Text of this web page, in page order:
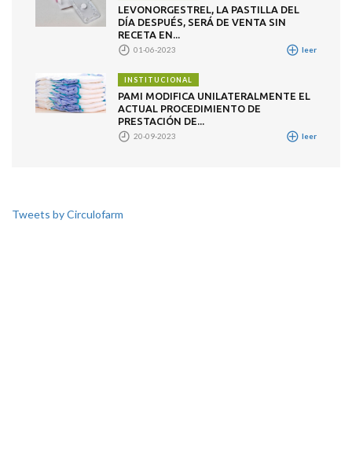
LEVONORGESTREL, LA PASTILLA DEL
DÍA DESPUÉS, SERÁ DE VENTA SIN
RECETA EN...
01-06-2023 leer
INSTITUCIONAL
PAMI MODIFICA UNILATERALMENTE EL
ACTUAL PROCEDIMIENTO DE
PRESTACIÓN DE...
20-09-2023 leer
Tweets by Circulofarm